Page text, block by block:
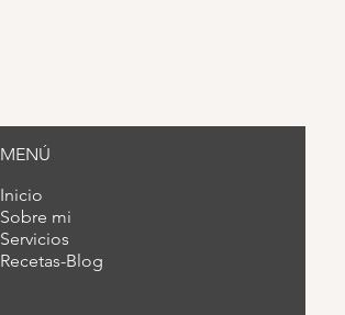
MENÚ
Inicio
Sobre mi
Servicios
Recetas-Blog